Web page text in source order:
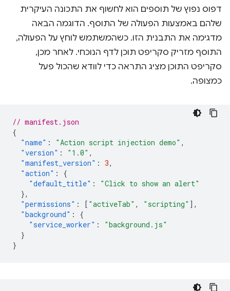
דפוס נפוץ של תוספים הוא לחשוף את התכונה העיקרית
שלהם באמצעות הפעולה של התוסף. הדוגמה הבאה
מדגימה את התבנית הזו. כשהמשתמש לוחץ על הפעולה,
התוסף מזריק סקריפט תוכן לדף הנוכחי. לאחר מכן,
סקריפט התוכן מציג התראה כדי לוודא שהכול פעל
כמצופה.
// manifest.json
{
"name" : "Action script injection demo" ,
"version" : "1.0" ,
"manifest_version" : 3,
"action" :
{
"default_title" :
"Click to show an alert"
},
"permissions" : [ "activeTab" , "scripting" ],
"background" :
{
"service_worker" :
"background.js"
}
}